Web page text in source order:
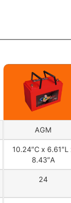
AGM
10.24″C x 6.61″L
8.43″A
24